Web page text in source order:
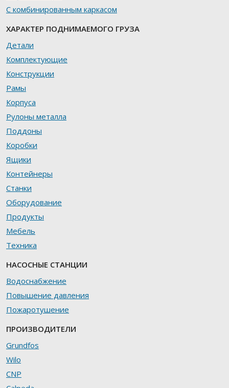
С комбинированным каркасом
ХАРАКТЕР ПОДНИМАЕМОГО ГРУЗА
Детали
Комплектующие
Конструкции
Рамы
Корпуса
Рулоны металла
Поддоны
Коробки
Ящики
Контейнеры
Станки
Оборудование
Продукты
Мебель
Техника
НАСОСНЫЕ СТАНЦИИ
Водоснабжение
Повышение давления
Пожаротушение
ПРОИЗВОДИТЕЛИ
Grundfos
Wilo
CNP